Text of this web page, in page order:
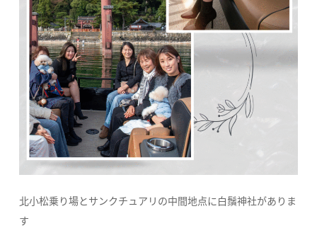
北小松乗り場とサンクチュアリの中間地点に白鬚神社がありま
す